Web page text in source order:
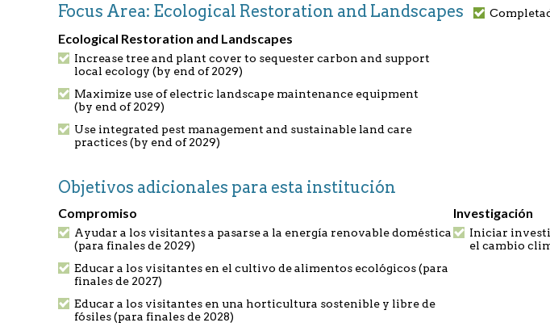
Focus Area: Ecological Restoration and Landscapes
Ecological Restoration and Landscapes
Increase tree and plant cover to sequester carbon and support
local ecology (by end of 2029)
Maximize use of electric landscape maintenance equipment
(by end of 2029)
Use integrated pest management and sustainable land care
practices (by end of 2029)
Objetivos adicionales para esta institución
Compromiso
Ayudar a los visitantes a pasarse a la energía renovable doméstica
(para finales de 2029)
Educar a los visitantes en el cultivo de alimentos ecológicos (para
finales de 2027)
Educar a los visitantes en una horticultura sostenible y libre de
fósiles (para finales de 2028)
Investigación
Iniciar
el cambio